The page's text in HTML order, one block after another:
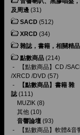
及周邊 (31)
SACD (512)
XRCD (34)
雜誌，書籍，相關精品
點數商品 (214)
-
【點數商品】CD /
/XRCD /DVD (57)
-
【點數商品】書籍 雜
誌(111)
MUZIK (8)
其他 (10)
音響論壇 (93)
-
【點數商品】軟體&音